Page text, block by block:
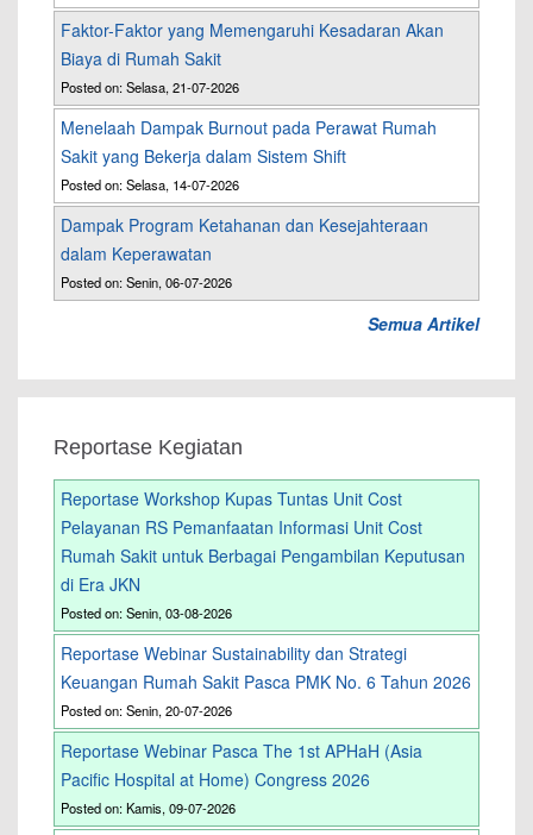
Faktor-Faktor yang Memengaruhi Kesadaran Akan
Biaya di Rumah Sakit
Posted on: Selasa, 21-07-2026
Menelaah Dampak Burnout pada Perawat Rumah
Sakit yang Bekerja dalam Sistem Shift
Posted on: Selasa, 14-07-2026
Dampak Program Ketahanan dan Kesejahteraan
dalam Keperawatan
Posted on: Senin, 06-07-2026
Semua Artikel
Reportase Kegiatan
Reportase Workshop Kupas Tuntas Unit Cost
Pelayanan RS Pemanfaatan Informasi Unit Cost
Rumah Sakit untuk Berbagai Pengambilan Keputusan
di Era JKN
Posted on: Senin, 03-08-2026
Reportase Webinar Sustainability dan Strategi
Keuangan Rumah Sakit Pasca PMK No. 6 Tahun 2026
Posted on: Senin, 20-07-2026
Reportase Webinar Pasca The 1st APHaH (Asia
Pacific Hospital at Home) Congress 2026
Posted on: Kamis, 09-07-2026